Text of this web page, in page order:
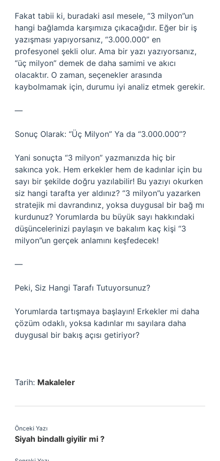
Fakat tabii ki, buradaki asıl mesele, “3 milyon”un
hangi bağlamda karşımıza çıkacağıdır. Eğer bir iş
yazışması yapıyorsanız, “3.000.000” en
profesyonel şekli olur. Ama bir yazı yazıyorsanız,
“üç milyon” demek de daha samimi ve akıcı
olacaktır. O zaman, seçenekler arasında
kaybolmamak için, durumu iyi analiz etmek gerekir.
—
Sonuç Olarak: “Üç Milyon” Ya da “3.000.000”?
Yani sonuçta “3 milyon” yazmanızda hiç bir
sakınca yok. Hem erkekler hem de kadınlar için bu
sayı bir şekilde doğru yazılabilir! Bu yazıyı okurken
siz hangi tarafta yer aldınız? “3 milyon”u yazarken
stratejik mi davrandınız, yoksa duygusal bir bağ mı
kurdunuz? Yorumlarda bu büyük sayı hakkındaki
düşüncelerinizi paylaşın ve bakalım kaç kişi “3
milyon”un gerçek anlamını keşfedecek!
—
Peki, Siz Hangi Tarafı Tutuyorsunuz?
Yorumlarda tartışmaya başlayın! Erkekler mi daha
çözüm odaklı, yoksa kadınlar mı sayılara daha
duygusal bir bakış açısı getiriyor?
Tarih: Makaleler
Önceki Yazı
Siyah bindallı giyilir mi ?